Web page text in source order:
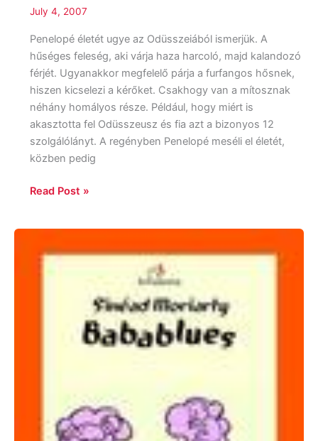
July 4, 2007
Penelopé életét ugye az Odüsszeiából ismerjük. A
hűséges feleség, aki várja haza harcoló, majd kalandozó
férjét. Ugyanakkor megfelelő párja a furfangos hősnek,
hiszen kicselezi a kérőket. Csakhogy van a mítosznak
néhány homályos része. Például, hogy miért is
akasztotta fel Odüsszeusz és fia azt a bizonyos 12
szolgálólányt. A regényben Penelopé meséli el életét,
közben pedig
Read Post »
Moriarty: